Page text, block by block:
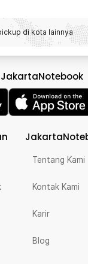
di kota lainnya
Tentang Kami
Kontak Kami
Karir
Blog